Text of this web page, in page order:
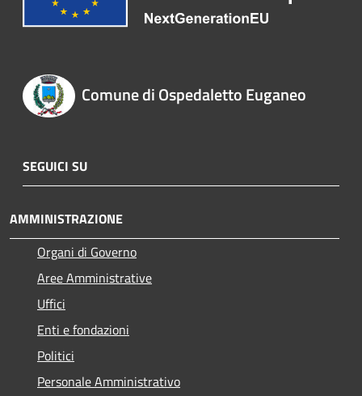
Comune di Ospedaletto Euganeo
SEGUICI SU
AMMINISTRAZIONE
Organi di Governo
Aree Amministrative
Uffici
Enti e fondazioni
Politici
Personale Amministrativo